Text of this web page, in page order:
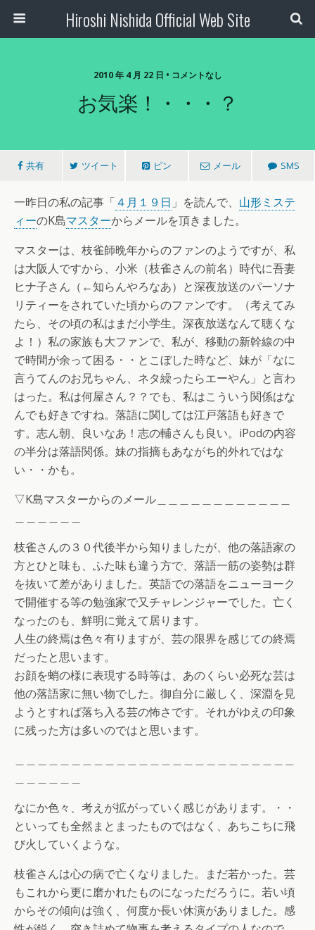
Hiroshi Nishida Official Web Site
2010 年 4 月 22 日 • コメントなし
お気楽！・・・？
共有 ツイート ピン メール SMS
一昨日の私の記事「４月１９日 」を読んで、 山形ミステ
ィーのK島マスターからメールを頂きました。
マスターは、枝雀師晩年からのファンのようですが、私
は大阪人ですから、小米（枝雀さんの前名）時代に吾妻
ヒナ子さん（←知らんやろなあ）と深夜放送のパーソナ
リティーをされていた頃からのファンです。（考えてみ
たら、その頃の私はまだ小学生。深夜放送なんて聴くな
よ！）私の家族も大ファンで、私が、移動の新幹線の中
で時間が余って困る・・とこぼした時など、妹が「なに
言うてんのお兄ちゃん、ネタ繰ったらエーやん」と言わ
はった。私は何屋さん？？でも、私はこういう関係はな
んでも好きですね。落語に関しては江戸落語も好きで
す。志ん朝、良いなあ！志の輔さんも良い。iPodの内容
の半分は落語関係。妹の指摘もあながち的外れではな
い・・かも。
▽K島マスターからのメール＿＿＿＿＿＿＿＿＿＿＿＿
枝雀さんの３０代後半から知りましたが、他の落語家の
方とひと味も、ふた味も違う方で、落語一筋の姿勢は群
を抜いて差がありました。英語での落語をニューヨーク
で開催する等の勉強家で又チャレンジャーでした。亡く
なったのも、鮮明に覚えて居ります。
人生の終焉は色々有りますが、芸の限界を感じての終焉
だったと思います。
お顔を蛸の様に表現する時等は、あのくらい必死な芸は
他の落語家に無い物でした。御自分に厳しく、深淵を見
ようとすれば落ち入る芸の怖さです。それがゆえの印象
に残った方は多いのではと思います。
なにか色々、考えが拡がっていく感じがあります。・・
といっても全然まとまったものではなく、あちこちに飛
び火していくような。
枝雀さんは心の病で亡くなりました。まだ若かった。芸
もこれから更に磨かれたものになっただろうに。若い頃
からその傾向は強く、何度か長い休演がありました。感